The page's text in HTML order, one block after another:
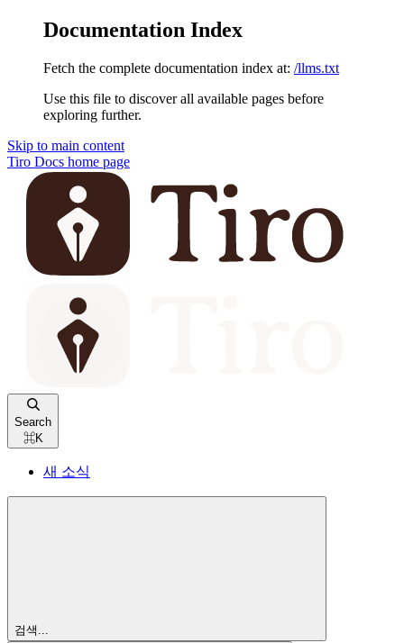
Documentation Index
Fetch the complete documentation index at: /llms.txt
Use this file to discover all available pages before
exploring further.
Skip to main content
Tiro Docs home page
Search
⌘K
새 소식
검색...